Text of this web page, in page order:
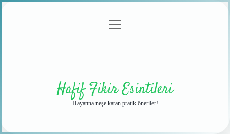
menüyü
Hafif Fikir Esintileri
Hayatına neşe katan pratik öneriler!